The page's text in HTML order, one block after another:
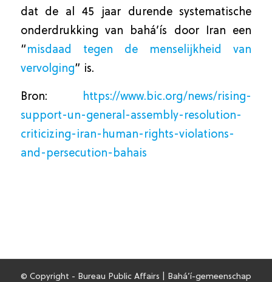
dat de al 45 jaar durende systematische
onderdrukking van bahá’ís door Iran een
“ misdaad tegen de menselijkheid van
vervolging” is.
Bron: https://www.bic.org/news/rising-
support-un-general-assembly-resolution-
criticizing-iran-human-rights-violations-
and-persecution-bahais
© Copyright - Bureau Public Affairs | Bahá’í-gemeenschap